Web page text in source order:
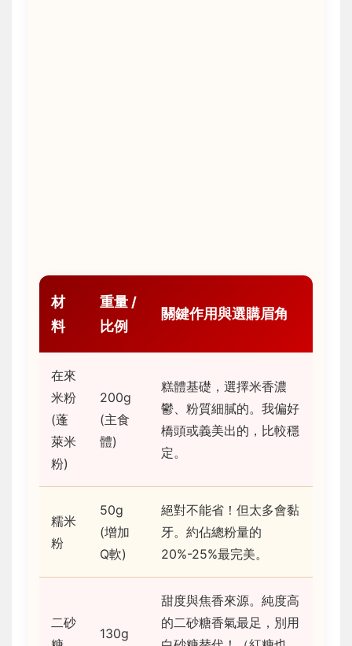
材
料
重量 /
比例
關鍵作用與選購眉角
在來
米粉
(蓬
萊米
粉)
200g
(主食
體)
糕體基礎，選擇米香濃
鬱、粉質細膩的。我偏好
橋頭或義美出的，比較穩
定。
糯米
粉
50g
(增加
Q軟)
絕對不能省！但太多會黏
牙。約佔總粉量的
20%-25%最完美。
二砂
130g
甜度與焦香來源。純度高
的二砂糖香氣最足，別用